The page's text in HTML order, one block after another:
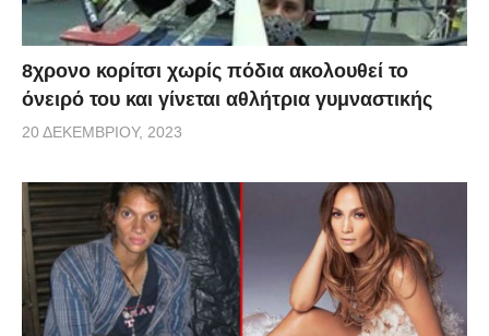
8χρονο κορίτσι χωρίς πόδια ακολουθεί το
όνειρό του και γίνεται αθλήτρια γυμναστικής
20 ΔΕΚΕΜΒΡΊΟΥ, 2023